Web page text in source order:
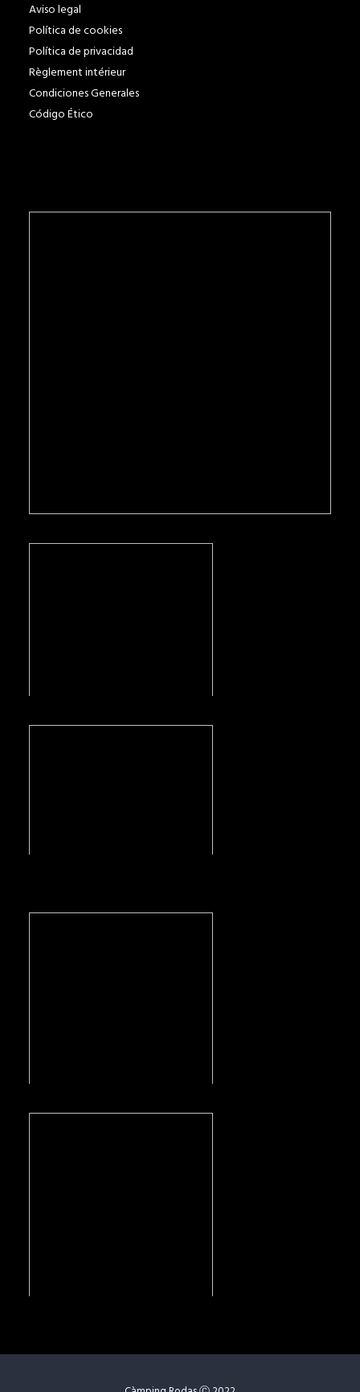
Aviso legal
Política de cookies
Política de privacidad
Règlement intérieur
Condiciones Generales
Código Ético